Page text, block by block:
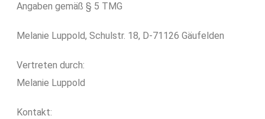
Angaben gemäß § 5 TMG
Melanie Luppold, Schulstr. 18, D-71126 Gäufelden
Vertreten durch:
Melanie Luppold
Kontakt: